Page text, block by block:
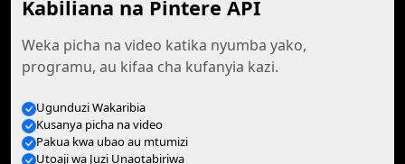
Kabiliana na Pintere API
Weka picha na video katika nyumba yako,
programu, au kifaa cha kufanyia kazi.
Ugunduzi Wakaribia
Kusanya picha na video
Pakua kwa ubao au mtumizi
Utoaji wa Juzi Unaotabiriwa